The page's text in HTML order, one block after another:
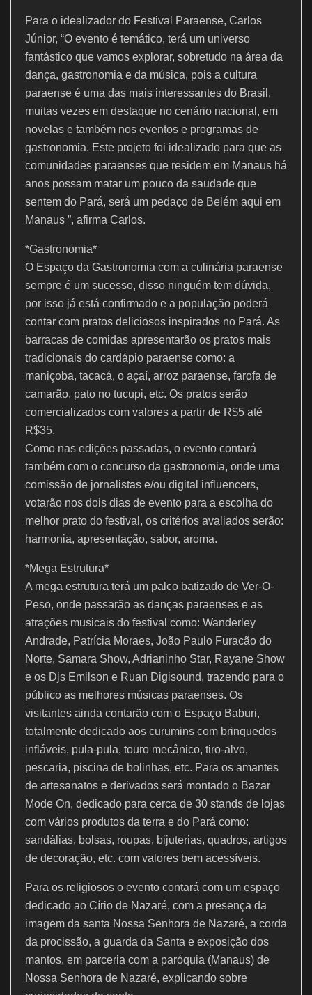
Para o idealizador do Festival Paraense, Carlos
Júnior, “O evento é temático, terá um universo
fantástico que vamos explorar, sobretudo na área da
dança, gastronomia e da música, pois a cultura
paraense é uma das mais interessantes do Brasil,
muitas vezes em destaque no cenário nacional, em
novelas e também nos eventos e programas de
gastronomia. Este projeto foi idealizado para que as
comunidades paraenses que residem em Manaus há
anos possam matar um pouco da saudade que
sentem do Pará, será um pedaço de Belém aqui em
Manaus ”, afirma Carlos.
*Gastronomia*
O Espaço da Gastronomia com a culinária paraense
sempre é um sucesso, disso ninguém tem dúvida,
por isso já está confirmado e a população poderá
contar com pratos deliciosos inspirados no Pará. As
barracas de comidas apresentarão os pratos mais
tradicionais do cardápio paraense como: a
maniçoba, tacacá, o açaí, arroz paraense, farofa de
camarão, pato no tucupi, etc. Os pratos serão
comercializados com valores a partir de R$5 até
R$35.
Como nas edições passadas, o evento contará
também com o concurso da gastronomia, onde uma
comissão de jornalistas e/ou digital influencers,
votarão nos dois dias de evento para a escolha do
melhor prato do festival, os critérios avaliados serão:
harmonia, apresentação, sabor, aroma.
*Mega Estrutura*
A mega estrutura terá um palco batizado de Ver-O-
Peso, onde passarão as danças paraenses e as
atrações musicais do festival como: Wanderley
Andrade, Patrícia Moraes, João Paulo Furacão do
Norte, Samara Show, Adrianinho Star, Rayane Show
e os Djs Emilson e Ruan Digisound, trazendo para o
público as melhores músicas paraenses. Os
visitantes ainda contarão com o Espaço Baburi,
totalmente dedicado aos curumins com brinquedos
infláveis, pula-pula, touro mecânico, tiro-alvo,
pescaria, piscina de bolinhas, etc. Para os amantes
de artesanatos e derivados será montado o Bazar
Mode On, dedicado para cerca de 30 stands de lojas
com vários produtos da terra e do Pará como:
sandálias, bolsas, roupas, bijuterias, quadros, artigos
de decoração, etc. com valores bem acessíveis.
Para os religiosos o evento contará com um espaço
dedicado ao Círio de Nazaré, com a presença da
imagem da santa Nossa Senhora de Nazaré, a corda
da procissão, a guarda da Santa e exposição dos
mantos, em parceria com a paróquia (Manaus) de
Nossa Senhora de Nazaré, explicando sobre